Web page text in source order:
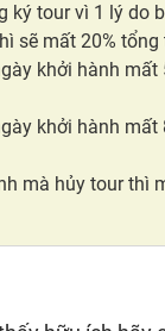
ký tour vì 1 lý do
sẽ mất 20%
khởi hành mất
khởi hành mất
mà hủy tour thì